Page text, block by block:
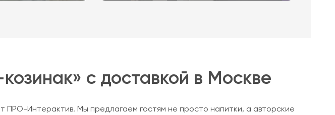
с доставкой в Москве
ПРО-Интерактив. Мы предлагаем гостям не просто напитки, а авторские